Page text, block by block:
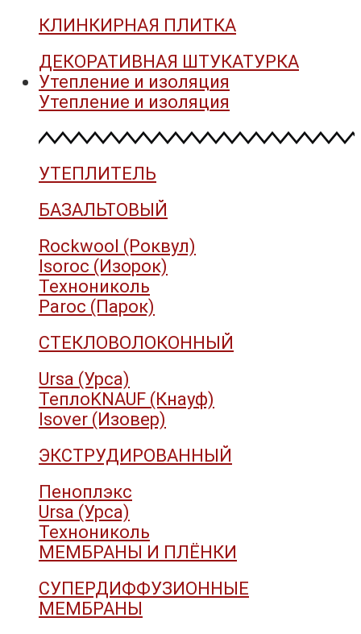
КЛИНКИРНАЯ ПЛИТКА
ДЕКОРАТИВНАЯ ШТУКАТУРКА
Утепление и изоляция
Утепление и изоляция
УТЕПЛИТЕЛЬ
БАЗАЛЬТОВЫЙ
Rockwool (Роквул)
Isoroc (Изорок)
Технониколь
Paroc (Парок)
СТЕКЛОВОЛОКОННЫЙ
Ursa (Урса)
ТеплоKNAUF (Кнауф)
Isover (Изовер)
ЭКСТРУДИРОВАННЫЙ
Пеноплэкс
Ursa (Урса)
Технониколь
МЕМБРАНЫ И ПЛЁНКИ
СУПЕРДИФФУЗИОННЫЕ
МЕМБРАНЫ